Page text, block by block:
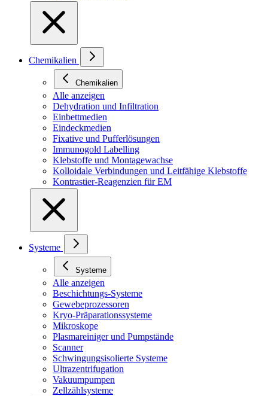
Chemikalien
Chemikalien
Alle anzeigen
Dehydration und Infiltration
Einbettmedien
Eindeckmedien
Fixative und Pufferlösungen
Immunogold Labelling
Klebstoffe und Montagewachse
Kolloidale Verbindungen und Leitfähige Klebstoffe
Kontrastier-Reagenzien für EM
Systeme
Systeme
Alle anzeigen
Beschichtungs-Systeme
Gewebeprozessoren
Kryo-Präparationssysteme
Mikroskope
Plasmareiniger und Pumpstände
Scanner
Schwingungsisolierte Systeme
Ultrazentrifugation
Vakuumpumpen
Zellzählsysteme